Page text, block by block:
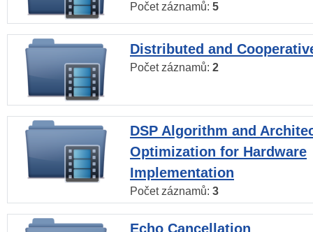
Počet záznamů: 5
Distributed and
Počet záznamů: 2
DSP Algorithm and
Optimization for Hardware
Implementation
Počet záznamů: 3
Echo Cancellation